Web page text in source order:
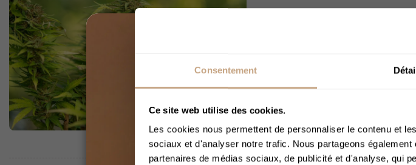
Consentement
Ce site web utilise des cookies.
Les cookies nous permettent de personnaliser le contenu et
sociaux et d'analyser notre trafic. Nous partageons
partenaires de médias sociaux, de publicité et d'analyse, qui
et favorise la biodiversité. Et tout ça
Lire la suite